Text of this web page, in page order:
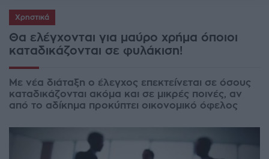
Χρηστικά
Θα ελέγχονται για μαύρο χρήμα όποιοι
καταδικάζονται σε φυλάκιση!
Με νέα διάταξη ο έλεγχος επεκτείνεται σε όσους
καταδικάζονται ακόμα και σε μικρές ποινές, αν
από το αδίκημα προκύπτει οικονομικό όφελος